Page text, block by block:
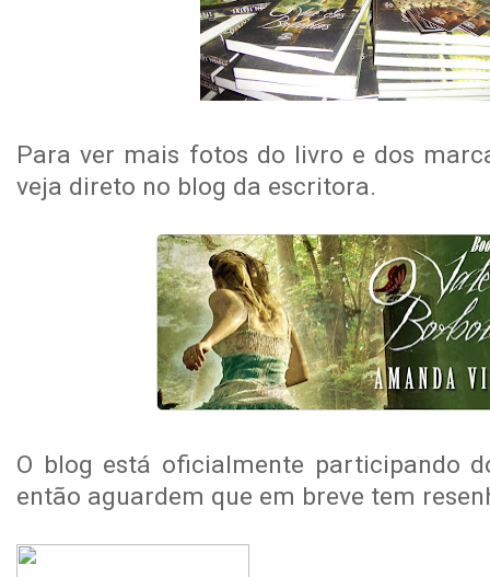
Para ver mais fotos do livro e dos
veja direto no blog da escritora.
O blog está oficialmente participando
então aguardem que em breve tem